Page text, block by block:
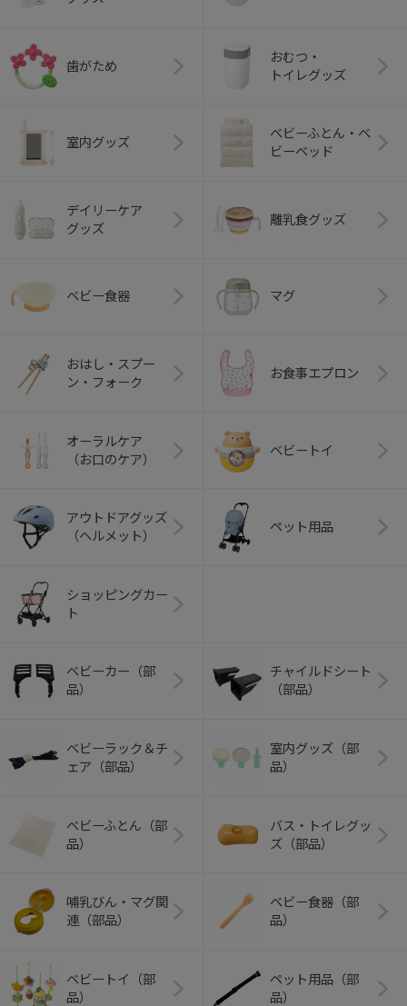
歯がため
おむつ・
トイレグッズ
室内グッズ
ベビーふとん・ベ
ビーベッド
デイリーケア
グッズ
離乳食グッズ
ベビー食器 マグ
おはし・スプー
ン・フォーク
お食事エプロン
オーラルケア
（お口のケア）
ベビートイ
アウトドアグッズ
（ヘルメット）
ペット用品
ショッピングカー
ト
ベビーカー（部
品）
チャイルドシート
（部品）
ベビーラック＆チ
ェア（部品）
室内グッズ（部
品）
ベビーふとん（部
品）
バス・トイレグッ
ズ（部品）
哺乳びん・マグ関
連（部品）
ベビー食器（部
品）
ベビートイ（部
品）
ペット用品（部
品）